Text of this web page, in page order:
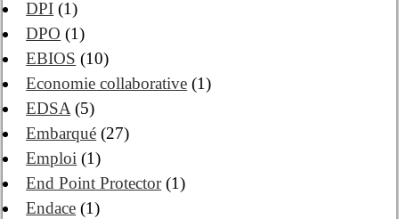
DPI (1)
DPO (1)
EBIOS (10)
Economie collaborative (1)
EDSA(5)
Embarqué (27)
Emploi (1)
End Point Protector(1)
Endace (1)